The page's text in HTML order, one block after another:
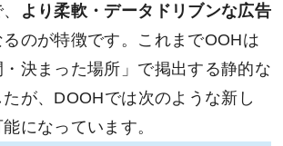
より柔軟・データドリブンな広告
のが特徴です。これまでOOHは
・決まった場所」で掲出する静的な
が、DOOHでは次のような新し
になっています。